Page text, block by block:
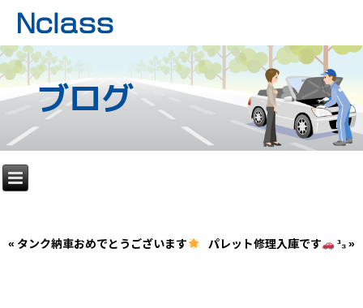
ブログ
« タンク納車おめでとうございます パレット修理入庫です ³₃»